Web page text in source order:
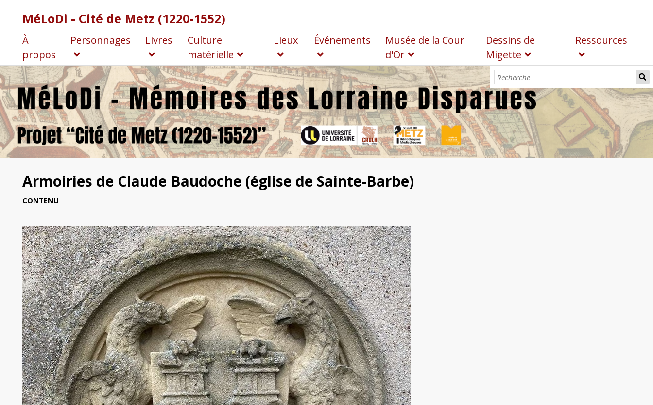
MéLoDi - Cité de Metz (1220-1552)
À
propos
Personnages Livres
Culture
matérielle
Lieux Événements
Musée de la Cour
d'Or
Dessins de
Migette
Ressources
Armoiries de Claude Baudoche (église de Sainte-Barbe)
CONTENU